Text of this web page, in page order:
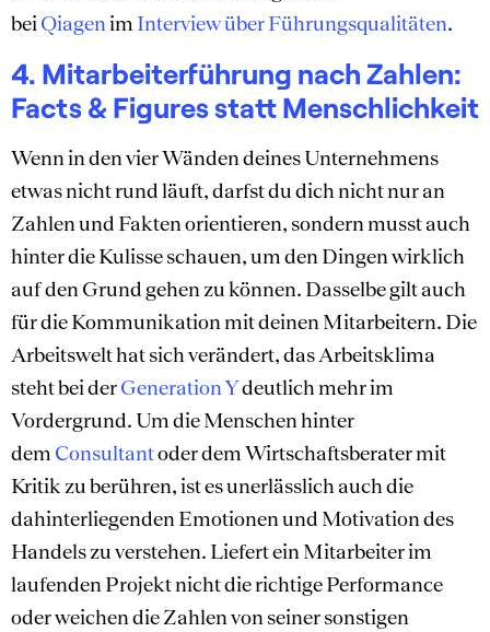
bei Qiagenim Interview über Führungsqualitäten.
4. Mitarbeiterführung nach Zahlen:
Facts & Figures statt Menschlichkeit
Wenn in den vier Wänden deines Unternehmens
etwas nicht rund läuft, darfst du dich nicht nur an
Zahlen und Fakten orientieren, sondern musst auch
hinter die Kulisse schauen, um den Dingen wirklich
auf den Grund gehen zu können. Dasselbe gilt auch
für die Kommunikation mit deinen Mitarbeitern. Die
Arbeitswelt hat sich verändert, das Arbeitsklima
steht bei derGeneration Ydeutlich mehr im
Vordergrund. Um die Menschen hinter
dem Consultantoder dem Wirtschaftsberater mit
Kritik zu berühren, ist es unerlässlich auch die
dahinterliegenden Emotionen und Motivation des
Handels zu verstehen. Liefert ein Mitarbeiter im
laufenden Projekt nicht die richtige Performance
oder weichen die Zahlen von seiner sonstigen